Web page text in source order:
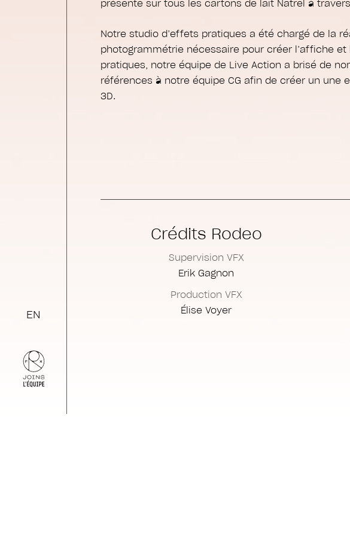
présente sur tous les cartons de lait Natrel à
Notre studio d’effets pratiques a été chargé de la
photogrammétrie nécessaire pour créer l’affiche et
pratiques, notre équipe de Live Action a brisé de
références à notre équipe CG afin de créer un une
3D.
Crédits Rodeo
Supervision VFX
Erik Gagnon
Production VFX
Élise Voyer
EN